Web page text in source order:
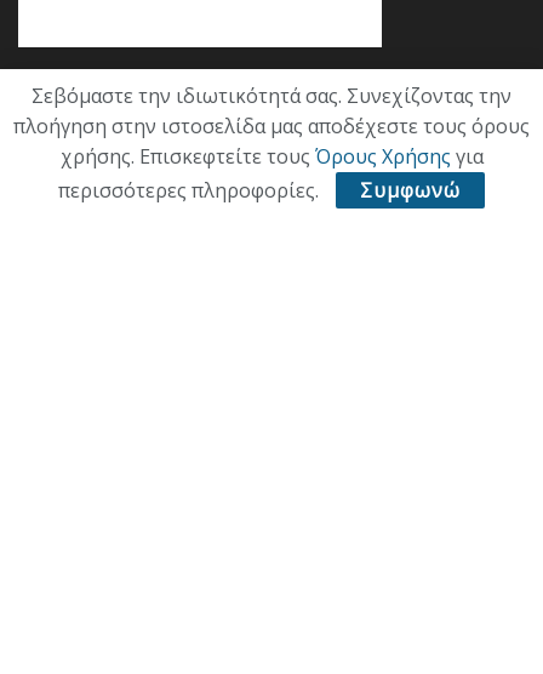
Κατηγορίες
ΕΠΙΚΑΙΡΟΤΗΤΑ
Σεβόμαστε την ιδιωτικότητά σας. Συνεχίζοντας την
πλοήγηση στην ιστοσελίδα μας αποδέχεστε τους όρους
χρήσης. Επισκεφτείτε τους Όρους Χρήσης για
περισσότερες πληροφορίες.
Συμφωνώ